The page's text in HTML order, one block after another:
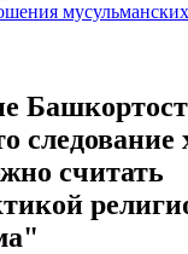
считать